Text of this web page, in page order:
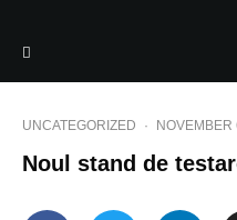
UNCATEGORIZED · NOVEMBER
Noul stand de